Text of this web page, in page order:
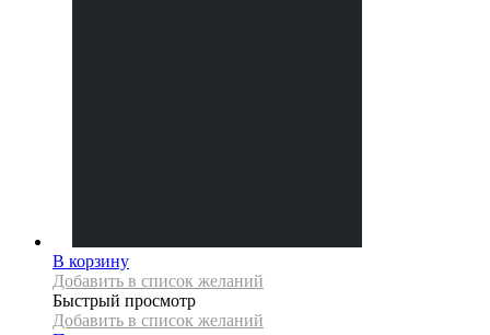
В корзину
Добавить в список желаний
Быстрый просмотр
Добавить в список желаний